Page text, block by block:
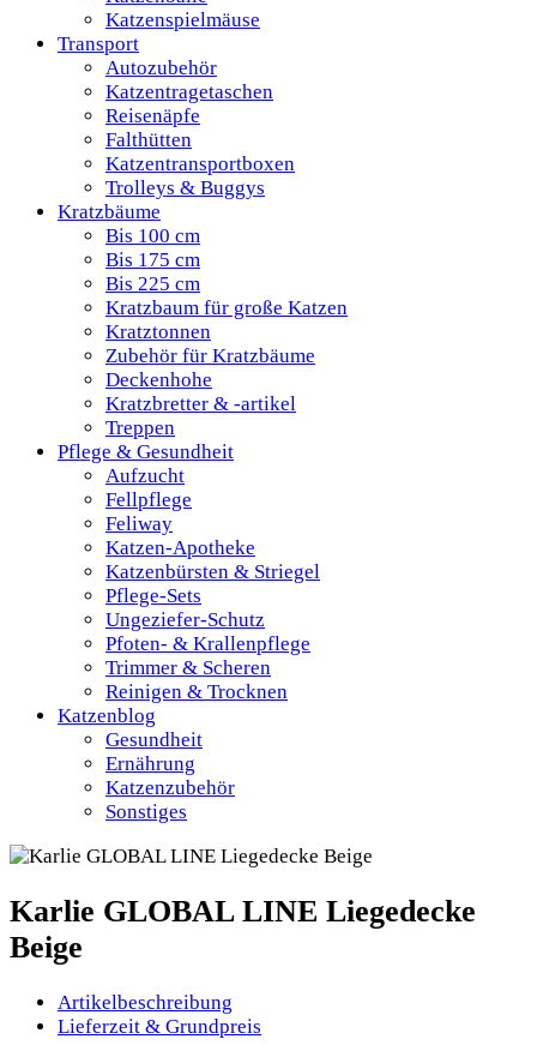
Katzenspielmäuse
Transport
Autozubehör
Katzentragetaschen
Reisenäpfe
Falthütten
Katzentransportboxen
Trolleys & Buggys
Kratzbäume
Bis 100 cm
Bis 175 cm
Bis 225 cm
Kratzbaum für große Katzen
Kratztonnen
Zubehör für Kratzbäume
Deckenhohe
Kratzbretter & -artikel
Treppen
Pflege & Gesundheit
Aufzucht
Fellpflege
Feliway
Katzen-Apotheke
Katzenbürsten & Striegel
Pflege-Sets
Ungeziefer-Schutz
Pfoten- & Krallenpflege
Trimmer & Scheren
Reinigen & Trocknen
Katzenblog
Gesundheit
Ernährung
Katzenzubehör
Sonstiges
Karlie GLOBAL LINE Liegedecke
Beige
Artikelbeschreibung
Lieferzeit & Grundpreis